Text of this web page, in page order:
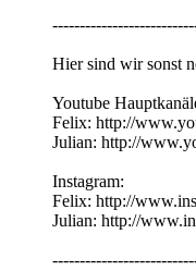
Hier sind wir sonst
Youtube
Felix: http://
Julian: http://
Instagram:
Felix: http://
Julian: http://